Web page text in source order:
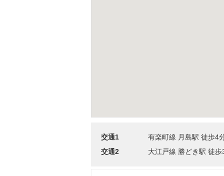
交通1
有楽町線 月島駅 徒歩4
交通2
大江戸線 勝どき駅 徒歩